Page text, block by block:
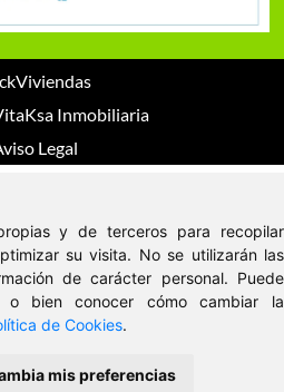
y de terceros para recopilar
su visita. No se utilizarán las
de carácter personal. Puede
o bien conocer cómo cambiar la
de Cookies.
mis preferencias
Inmobiliaria
Legal